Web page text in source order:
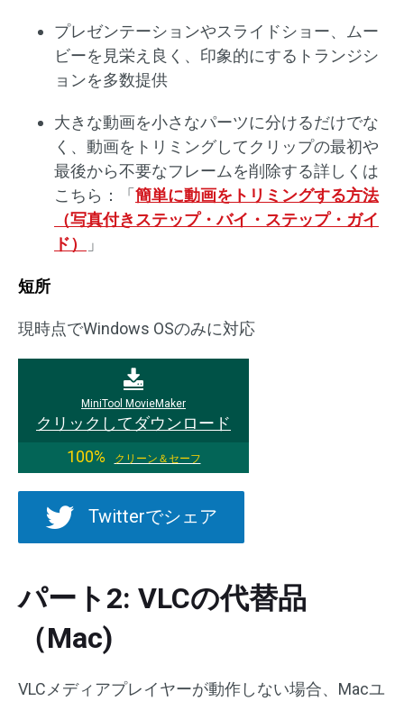
プレゼンテーションやスライドショー、ムー
ビーを見栄え良く、印象的にするトランジシ
ョンを多数提供
大きな動画を小さなパーツに分けるだけでな
く、動画をトリミングしてクリップの最初や
最後から不要なフレームを削除する詳しくは
こちら：「簡単に動画をトリミングする方法
（写真付きステップ・バイ・ステップ・ガイ
ド）
」
短所
現時点でWindows OSのみに対応
MiniTool MovieMaker
クリックしてダウンロード
100%
クリーン＆セーフ
Twitterでシェア
パート2: VLCの代替品
（Mac)
VLCメディアプレイヤーが動作しない場合、Macユ